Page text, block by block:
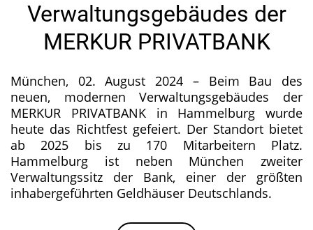
Verwaltungsgebäudes der
MERKUR PRIVATBANK
München, 02. August 2024 – Beim Bau des
neuen, modernen Verwaltungsgebäudes der
MERKUR PRIVATBANK in Hammelburg wurde
heute das Richtfest gefeiert. Der Standort bietet
ab 2025 bis zu 170 Mitarbeitern Platz.
Hammelburg ist neben München zweiter
Verwaltungssitz der Bank, einer der größten
inhabergeführten Geldhäuser Deutschlands.